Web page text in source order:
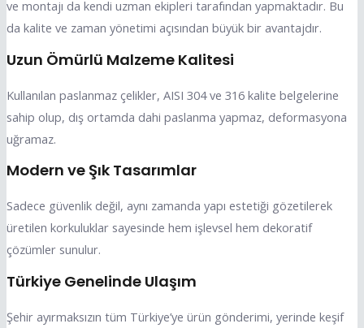
ve montajı da kendi uzman ekipleri tarafından yapmaktadır. Bu
da kalite ve zaman yönetimi açısından büyük bir avantajdır.
Uzun Ömürlü Malzeme Kalitesi
Kullanılan paslanmaz çelikler, AISI 304 ve 316 kalite belgelerine
sahip olup, dış ortamda dahi paslanma yapmaz, deformasyona
uğramaz.
Modern ve Şık Tasarımlar
Sadece güvenlik değil, aynı zamanda yapı estetiği gözetilerek
üretilen korkuluklar sayesinde hem işlevsel hem dekoratif
çözümler sunulur.
Türkiye Genelinde Ulaşım
Şehir ayırmaksızın tüm Türkiye’ye ürün gönderimi, yerinde keşif